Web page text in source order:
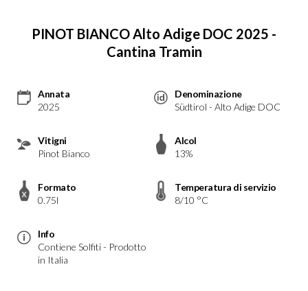
PINOT BIANCO Alto Adige DOC 2025 -
Cantina Tramin
Annata
2025
Denominazione
Südtirol - Alto Adige DOC
Vitigni
Pinot Bianco
Alcol
13%
Formato
0.75l
Temperatura di servizio
8/10 °C
Info
Contiene Solfiti - Prodotto
in Italia